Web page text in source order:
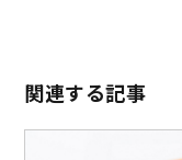
関連する記事